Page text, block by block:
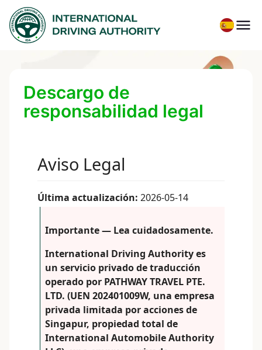
Descargo de
responsabilidad legal
Aviso Legal
Última actualización: 2026-05-14
Importante — Lea cuidadosamente.
International Driving Authority es
un servicio privado de traducción
operado por PATHWAY TRAVEL PTE.
LTD. (UEN 202401009W, una empresa
privada limitada por acciones de
Singapur, propiedad total de
International Automobile Authority